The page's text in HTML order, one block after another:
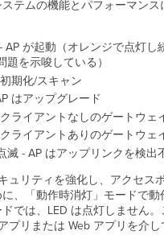
ステムの機能とパフォーマン
AP が起動（オレンジで点灯し
題を示唆している）
期化/スキャン
はアップグレード
ライアントなしのゲートウェ
ライアントありのゲートウェ
滅 - AP はアップリンクを検出
ュリティを強化し、アクセス
、「動作時消灯」モードで動
では、LED は点灯しません
プリまたは Web アプリを介